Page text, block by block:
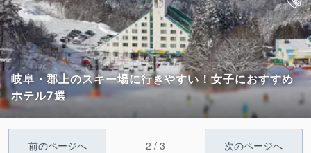
岐阜・郡上のスキー場に行きやすい！女子におすすめ
ホテル7選
前のページへ 2 / 3 次のページへ